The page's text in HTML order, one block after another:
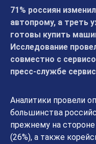
71% россиян
автопрому, а треть
готовы купить
Исследование
совместно с
пресс-службе
Аналитики провели
большинства
прежнему на
(26%), а также